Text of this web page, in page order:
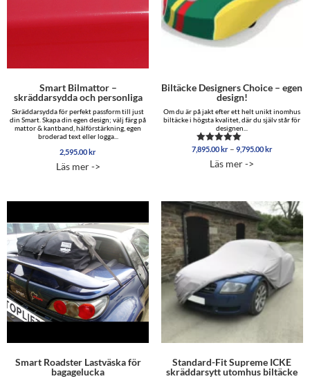
Smart Bilmattor –
skräddarsydda och personliga
Skräddarsydda för perfekt passform till just
din Smart. Skapa din egen design; välj färg på
mattor & kantband, hälförstärkning, egen
broderad text eller logga...
2,595.00kr
Läs mer ->
Biltäcke Designers Choice – egen
design!
Om du är på jakt efter ett helt unikt inomhus
biltäcke i högsta kvalitet, där du själv står för
designen...
Betygsatt
av 5
7,895.00kr – 9,795.00kr
Läs mer ->
Smart Roadster Lastväska för
bagagelucka
Standard-Fit Supreme ICKE
skräddarsytt utomhus biltäcke